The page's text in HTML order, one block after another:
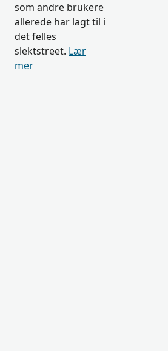
som andre brukere
allerede har lagt til i
det felles
slektstreet. Lær
mer